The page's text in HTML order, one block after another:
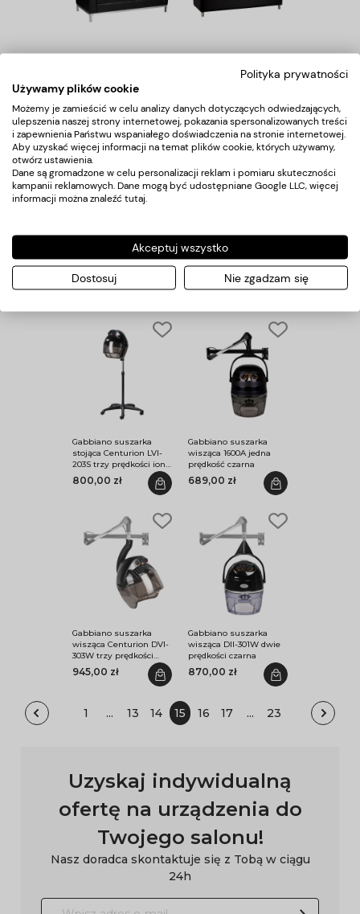
czarna
poczekalni M021 czarna
Gabbiano suszarka
stojąca 1600 jedna
prędkość biała
642,00 zł
Gabbiano suszarka
stojąca Centurion LVI-
203S trzy prędkości ionic
800,00 zł
Gabbiano suszarka
stojąca Centurion LVI-
203S trzy prędkości ionic
czarna
800,00 zł
Gabbiano suszarka
wisząca 1600A jedna
prędkość czarna
689,00 zł
Gabbiano suszarka
wisząca Centurion DVI-
303W trzy prędkości
ionic czarna
945,00 zł
Gabbiano suszarka
wisząca DII-301W dwie
prędkości czarna
870,00 zł
1 ... 13 14 15 16 17 ... 23
Uzyskaj indywidualną
ofertę na urządzenia do
Twojego salonu!
Nasz doradca skontaktuje się z Tobą w ciągu
24h
Polityka prywatności
Używamy plików cookie
Możemy je zamieścić w celu analizy danych dotyczących odwiedzających,
ulepszenia naszej strony internetowej, pokazania spersonalizowanych treści
i zapewnienia Państwu wspaniałego doświadczenia na stronie internetowej.
Aby uzyskać więcej informacji na temat plików cookie, których używamy,
otwórz ustawienia.
Dane są gromadzone w celu personalizacji reklam i pomiaru skuteczności
kampanii reklamowych. Dane mogą być udostępniane Google LLC, więcej
informacji można znaleźć tutaj
Akceptuj wszystko
Dostosuj Nie zgadzam się